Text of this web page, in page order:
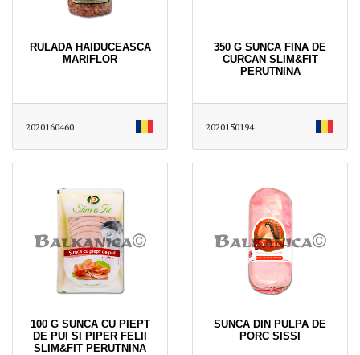
RULADA HAIDUCEASCA
MARIFLOR
2020160460
350 G SUNCA FINA DE
CURCAN SLIM&FIT
PERUTNINA
2020150194
100 G SUNCA CU PIEPT
DE PUI SI PIPER FELII
SLIM&FIT PERUTNINA
SUNCA DIN PULPA DE
PORC SISSI